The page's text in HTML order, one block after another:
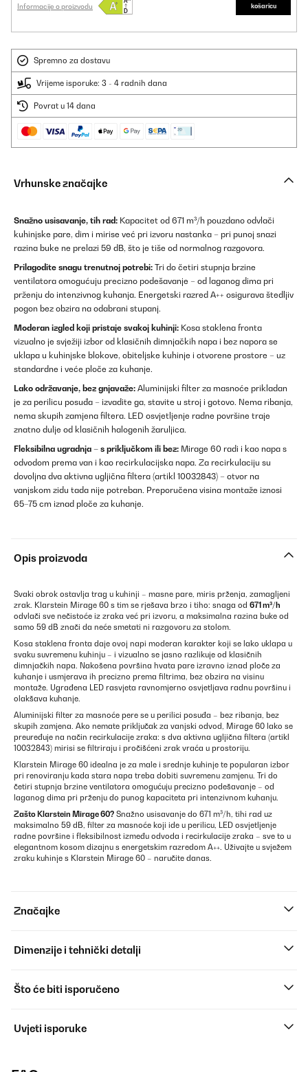
Informacije o proizvodu
košaricu
Spremno za dostavu
Vrijeme isporuke: 3 - 4 radnih dana
Povrat u 14 dana
Vrhunske značajke
Snažno usisavanje, tih rad: Kapacitet od 671 m³/h pouzdano odvlači
kuhinjske pare, dim i mirise već pri izvoru nastanka – pri punoj snazi
razina buke ne prelazi 59 dB, što je tiše od normalnog razgovora.
Prilagodite snagu trenutnoj potrebi: Tri do četiri stupnja brzine
ventilatora omogućuju precizno podešavanje – od laganog dima pri
prženju do intenzivnog kuhanja. Energetski razred A++ osigurava štedljiv
pogon bez obzira na odabrani stupanj.
Moderan izgled koji pristaje svakoj kuhinji: Kosa staklena fronta
vizualno je svježiji izbor od klasičnih dimnjačkih napa i bez napora se
uklapa u kuhinjske blokove, obiteljske kuhinje i otvorene prostore – uz
standardne i veće ploče za kuhanje.
Lako održavanje, bez gnjavaže: Aluminijski filter za masnoće prikladan
je za perilicu posuđa – izvadite ga, stavite u stroj i gotovo. Nema ribanja,
nema skupih zamjena filtera. LED osvjetljenje radne površine traje
znatno dulje od klasičnih halogenih žaruljica.
Fleksibilna ugradnja – s priključkom ili bez: Mirage 60 radi i kao napa s
odvodom prema van i kao recirkulacijska napa. Za recirkulaciju su
dovoljna dva aktivna ugljična filtera (artikl 10032843) – otvor na
vanjskom zidu tada nije potreban. Preporučena visina montaže iznosi
65–75 cm iznad ploče za kuhanje.
Opis proizvoda
Svaki obrok ostavlja trag u kuhinji – masne pare, miris prženja, zamagljeni
zrak. Klarstein Mirage 60 s tim se rješava brzo i tiho: snaga od 671 m³/h
odvlači sve nečistoće iz zraka već pri izvoru, a maksimalna razina buke od
samo 59 dB znači da neće smetati ni razgovoru za stolom.
Kosa staklena fronta daje ovoj napi moderan karakter koji se lako uklapa u
svaku suvremenu kuhinju – i vizualno se jasno razlikuje od klasičnih
dimnjačkih napa. Nakošena površina hvata pare izravno iznad ploče za
kuhanje i usmjerava ih precizno prema filtrima, bez obzira na visinu
montaže. Ugrađena LED rasvjeta ravnomjerno osvjetljava radnu površinu i
olakšava kuhanje.
Aluminijski filter za masnoće pere se u perilici posuđa – bez ribanja, bez
skupih zamjena. Ako nemate priključak za vanjski odvod, Mirage 60 lako se
preuređuje na način recirkulacije zraka: s dva aktivna ugljična filtera (artikl
10032843) mirisi se filtriraju i pročišćeni zrak vraća u prostoriju.
Klarstein Mirage 60 idealna je za male i srednje kuhinje te popularan izbor
pri renoviranju kada stara napa treba dobiti suvremenu zamjenu. Tri do
četiri stupnja brzine ventilatora omogućuju precizno podešavanje – od
laganog dima pri prženju do punog kapaciteta pri intenzivnom kuhanju.
Zašto Klarstein Mirage 60? Snažno usisavanje do 671 m³/h, tihi rad uz
maksimalno 59 dB, filter za masnoće koji ide u perilicu, LED osvjetljenje
radne površine i fleksibilnost između odvoda i recirkulacije zraka – sve to u
elegantnom kosom dizajnu s energetskim razredom A++. Uživajte u svježem
zraku kuhinje s Klarstein Mirage 60 – naručite danas.
Značajke
Dimenzije i tehnički detalji
Što će biti isporučeno
Uvjeti isporuke